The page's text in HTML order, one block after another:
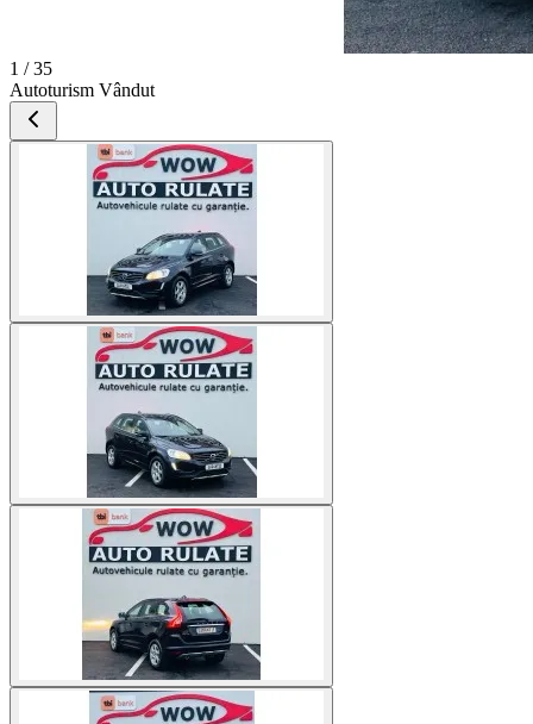
1 / 35
Autoturism Vândut